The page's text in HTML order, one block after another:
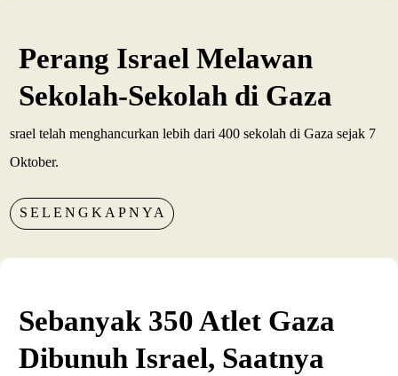
Perang Israel Melawan
Sekolah-Sekolah di Gaza
srael telah menghancurkan lebih dari 400 sekolah di Gaza sejak 7
Oktober.
SELENGKAPNYA
Sebanyak 350 Atlet Gaza
Dibunuh Israel, Saatnya